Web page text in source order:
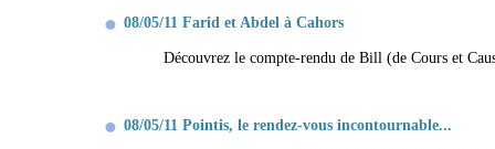
08/05/11 Farid et Abdel à Cahors
Découvrez le compte-rendu de Bill (de Cours et
08/05/11 Pointis, le rendez-vous incontournable...